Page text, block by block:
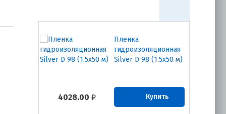
4028.00 ₽
Пленка
гидроизоляционная
Silver D 98 (1.5х50 м)
Купить